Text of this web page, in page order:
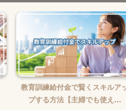
【完全ガイド】40代主婦が在宅
ワークを始める方法｜未経...